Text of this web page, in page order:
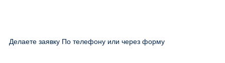
Делаете заявку По телефону или через форму